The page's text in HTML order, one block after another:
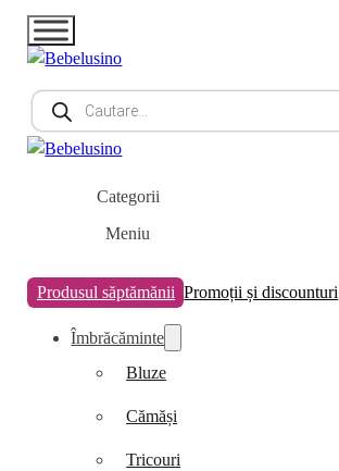
Products
search
Categorii
Meniu
Produsul săptămănii Promoții și discounturi
Îmbrăcăminte
Bluze
Cămăși
Tricouri